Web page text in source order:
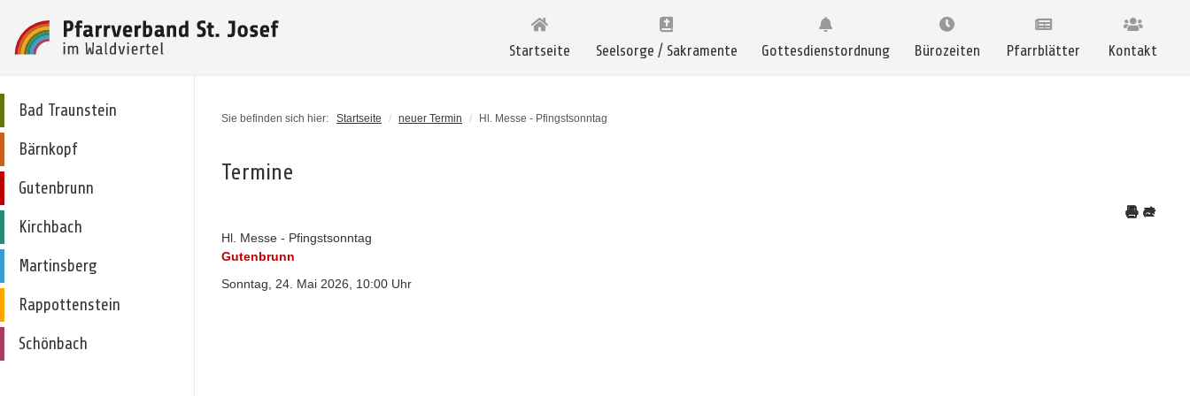
Startseite Seelsorge / Sakramente Gottesdienstordnung Bürozeiten Pfarrblätter Kontakt
Bad Traunstein
Bärnkopf
Gutenbrunn
Kirchbach
Martinsberg
Rappottenstein
Schönbach
Sie befinden sich hier: Startseite / neuer Termin / Hl. Messe - Pfingstsonntag
Termine
Hl. Messe - Pfingstsonntag
Gutenbrunn
Sonntag, 24. Mai 2026, 10:00 Uhr